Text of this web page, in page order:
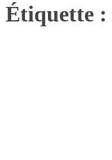
Étiquette :